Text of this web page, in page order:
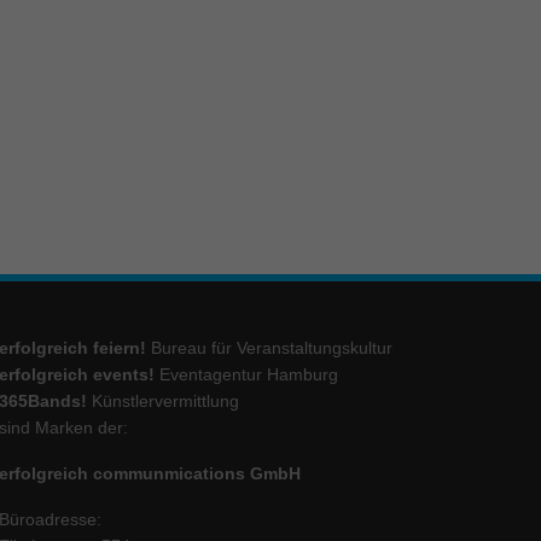
erfolgreich feiern! Bureau für Veranstaltungskultur
erfolgreich events! Eventagentur Hamburg
365Bands! Künstlervermittlung
sind Marken der:
erfolgreich communmications GmbH
Büroadresse: